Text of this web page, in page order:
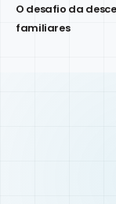
O desafio da
familiares